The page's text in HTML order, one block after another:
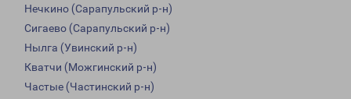
Нечкино (Сарапульский р-н)
Сигаево (Сарапульский р-н)
Нылга (Увинский р-н)
Кватчи (Можгинский р-н)
Частые (Частинский р-н)